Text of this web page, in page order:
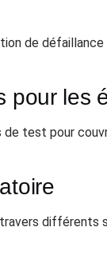
de
pour les
test pour